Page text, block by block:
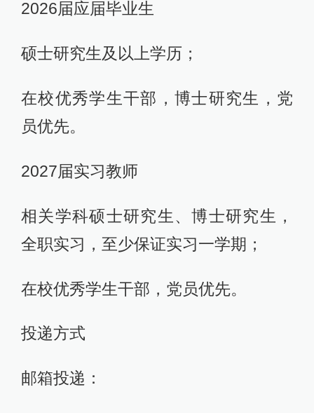
2026届应届毕业生
硕士研究生及以上学历；
在校优秀学生干部，博士研究生，党
员优先。
2027届实习教师
相关学科硕士研究生、博士研究生，
全职实习，至少保证实习一学期；
在校优秀学生干部，党员优先。
投递方式
邮箱投递：